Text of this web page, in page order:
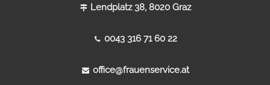
Lendplatz 38, 8020 Graz
0043 316 71 60 22
office@frauenservice.at